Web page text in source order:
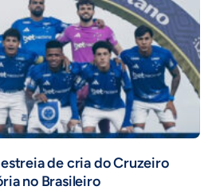
de cria do Cruzeiro
no Brasileiro